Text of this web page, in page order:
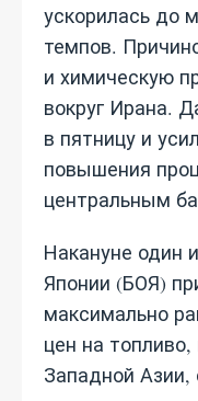
ускорилась до
темпов.
и химическую
вокруг Ирана.
в пятницу и
повышения
центральным
Накануне один
Японии (БОЯ)
максимально
цен на
Западной Азии,